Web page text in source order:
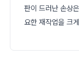
판이 드러난 손상
요한 재작업을 크